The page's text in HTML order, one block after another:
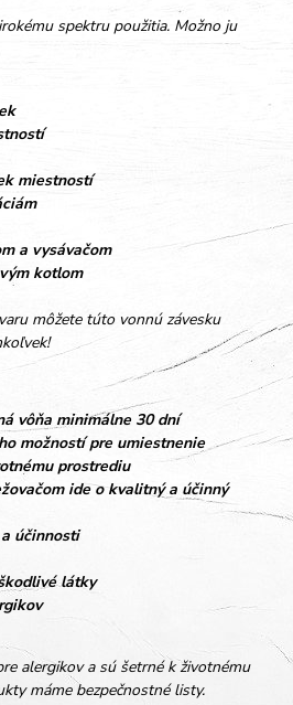
spektru použitia. Možno ju
miestností
a vysávačom
kotlom
môžete túto vonnú závesku
vôňa minimálne 30 dní
možností pre umiestnenie
prostrediu
ide o kvalitný a účinný
účinnosti
látky
alergikov a sú šetrné k životnému
máme bezpečnostné listy.